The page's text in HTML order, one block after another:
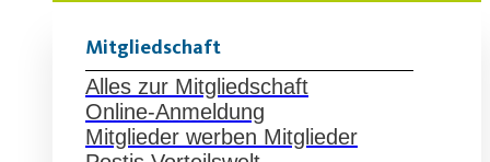
Mitgliedschaft
Alles zur Mitgliedschaft
Online-Anmeldung
Mitglieder werben Mitglieder